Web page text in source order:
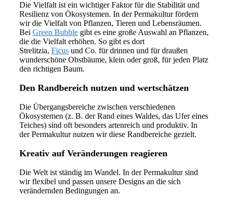
Die Vielfalt ist ein wichtiger Faktor für die Stabilität und
Resilienz von Ökosystemen. In der Permakultur fördern
wir die Vielfalt von Pflanzen, Tieren und Lebensräumen.
Bei Green Bubble gibt es eine große Auswahl an Pflanzen,
die die Vielfalt erhöhen. So gibt es dort
Strelitzia, Ficus und Co. für drinnen und für draußen
wunderschöne Obstbäume, klein oder groß, für jeden Platz
den richtigen Baum.
Den Randbereich nutzen und wertschätzen
Die Übergangsbereiche zwischen verschiedenen
Ökosystemen (z. B. der Rand eines Waldes, das Ufer eines
Teiches) sind oft besonders artenreich und produktiv. In
der Permakultur nutzen wir diese Randbereiche gezielt.
Kreativ auf Veränderungen reagieren
Die Welt ist ständig im Wandel. In der Permakultur sind
wir flexibel und passen unsere Designs an die sich
verändernden Bedingungen an.